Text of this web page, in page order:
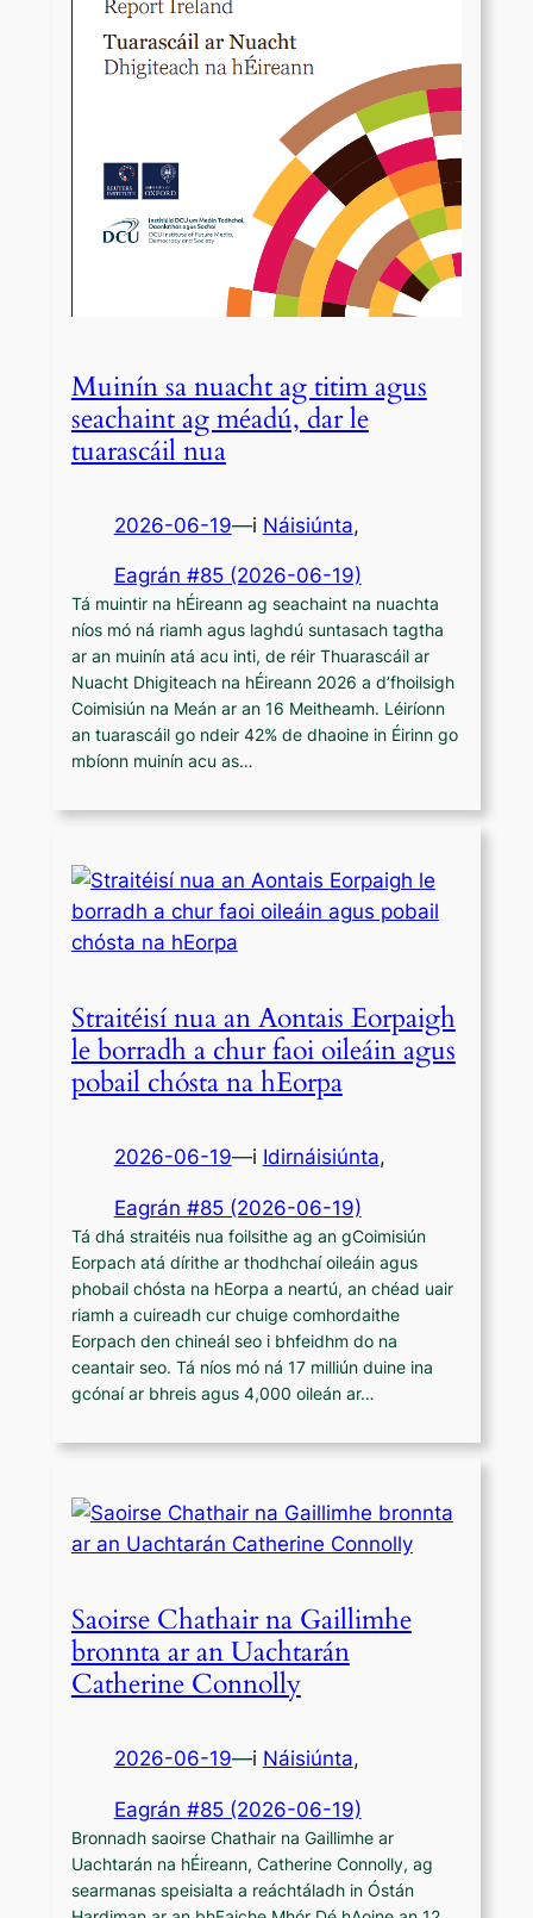
Muinín sa nuacht ag titim agus
seachaint ag méadú, dar le
tuarascáil nua
2026-06-19—i Náisiúnta,
Eagrán #85 (2026-06-19)
Tá muintir na hÉireann ag seachaint na nuachta
níos mó ná riamh agus laghdú suntasach tagtha
ar an muinín atá acu inti, de réir Thuarascáil ar
Nuacht Dhigiteach na hÉireann 2026 a d’fhoilsigh
Coimisiún na Meán ar an 16 Meitheamh. Léiríonn
an tuarascáil go ndeir 42% de dhaoine in Éirinn go
mbíonn muinín acu as…
Straitéisí nua an Aontais Eorpaigh
le borradh a chur faoi oileáin agus
pobail chósta na hEorpa
2026-06-19—i Idirnáisiúnta,
Eagrán #85 (2026-06-19)
Tá dhá straitéis nua foilsithe ag an gCoimisiún
Eorpach atá dírithe ar thodhchaí oileáin agus
phobail chósta na hEorpa a neartú, an chéad uair
riamh a cuireadh cur chuige comhordaithe
Eorpach den chineál seo i bhfeidhm do na
ceantair seo. Tá níos mó ná 17 milliún duine ina
gcónaí ar bhreis agus 4,000 oileán ar…
Saoirse Chathair na Gaillimhe
bronnta ar an Uachtarán
Catherine Connolly
2026-06-19—i Náisiúnta,
Eagrán #85 (2026-06-19)
Bronnadh saoirse Chathair na Gaillimhe ar
Uachtarán na hÉireann, Catherine Connolly, ag
searmanas speisialta a reáchtáladh in Óstán